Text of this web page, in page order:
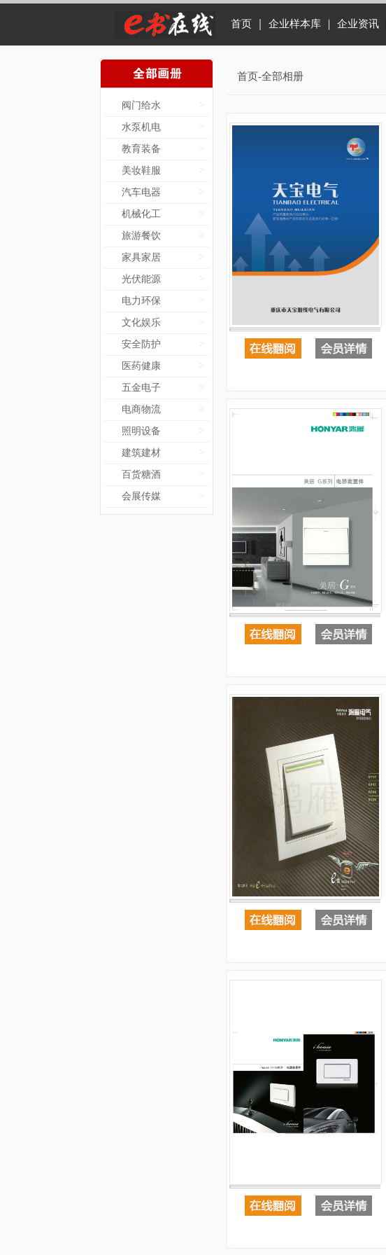
首页 企业样本库 企业资讯
阀门给水
水泵机电
教育装备
美妆鞋服
汽车电器
机械化工
旅游餐饮
家具家居
光伏能源
电力环保
文化娱乐
安全防护
医药健康
五金电子
电商物流
照明设备
建筑建材
百货糖酒
会展传媒
首页-全部相册